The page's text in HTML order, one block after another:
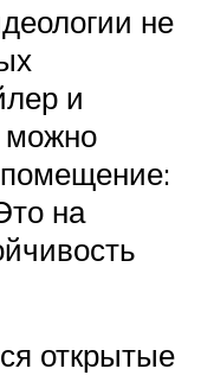
не
и
можно
на
открытые